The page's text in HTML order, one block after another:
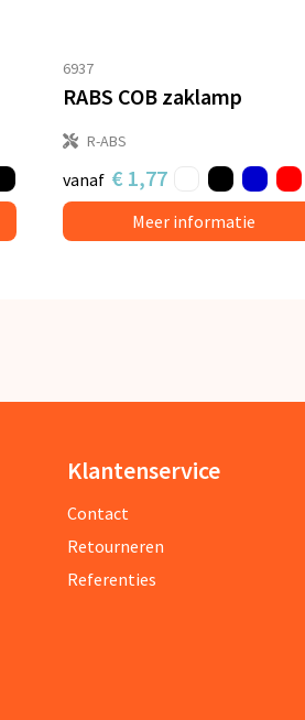
6937
RABS COB zaklamp
R-ABS
vanaf € 1,77
Meer informatie
Klantenservice
Contact
Retourneren
Referenties